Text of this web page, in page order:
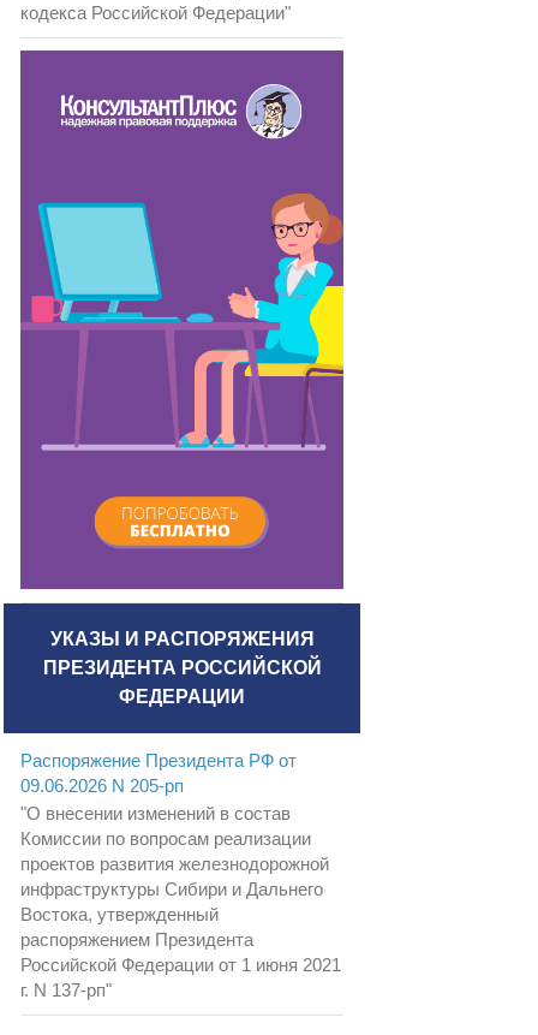
кодекса Российской Федерации"
УКАЗЫ И РАСПОРЯЖЕНИЯ
ПРЕЗИДЕНТА РОССИЙСКОЙ
ФЕДЕРАЦИИ
Распоряжение Президента РФ от
09.06.2026 N 205-рп
"О внесении изменений в состав
Комиссии по вопросам реализации
проектов развития железнодорожной
инфраструктуры Сибири и Дальнего
Востока, утвержденный
распоряжением Президента
Российской Федерации от 1 июня 2021
г. N 137-рп"